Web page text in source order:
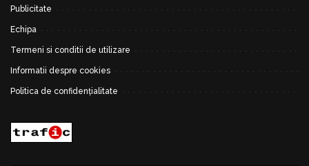
Publicitate
Echipa
Termeni si conditii de utilizare
Informatii despre cookies
Politica de confidențialitate